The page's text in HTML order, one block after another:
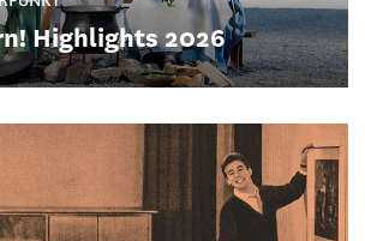
Highlights 2026